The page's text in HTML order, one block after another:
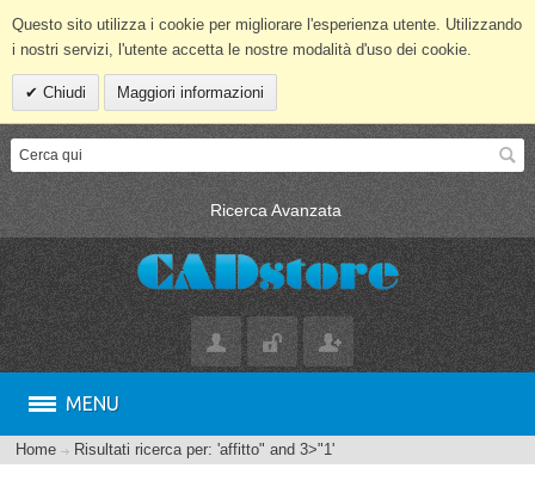
Questo sito utilizza i cookie per migliorare l'esperienza utente. Utilizzando
i nostri servizi, l'utente accetta le nostre modalità d'uso dei cookie.
Chiudi Maggiori informazioni
Ricerca Avanzata
MENU
Home Risultati ricerca per: 'affitto" and 3>"1'